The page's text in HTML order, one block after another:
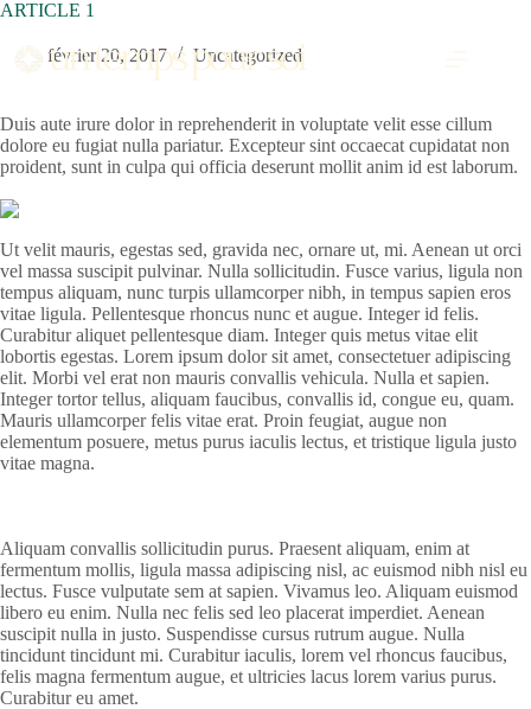
Passer
contenu
ARTICLE 1
février 20, 2017 Uncategorized
Duis aute irure dolor in reprehenderit in voluptate velit esse cillum
dolore eu fugiat nulla pariatur. Excepteur sint occaecat cupidatat non
proident, sunt in culpa qui officia deserunt mollit anim id est laborum.
Ut velit mauris, egestas sed, gravida nec, ornare ut, mi. Aenean ut orci
vel massa suscipit pulvinar. Nulla sollicitudin. Fusce varius, ligula non
tempus aliquam, nunc turpis ullamcorper nibh, in tempus sapien eros
vitae ligula. Pellentesque rhoncus nunc et augue. Integer id felis.
Curabitur aliquet pellentesque diam. Integer quis metus vitae elit
lobortis egestas. Lorem ipsum dolor sit amet, consectetuer adipiscing
elit. Morbi vel erat non mauris convallis vehicula. Nulla et sapien.
Integer tortor tellus, aliquam faucibus, convallis id, congue eu, quam.
Mauris ullamcorper felis vitae erat. Proin feugiat, augue non
elementum posuere, metus purus iaculis lectus, et tristique ligula justo
vitae magna.
Aliquam convallis sollicitudin purus. Praesent aliquam, enim at
fermentum mollis, ligula massa adipiscing nisl, ac euismod nibh nisl eu
lectus. Fusce vulputate sem at sapien. Vivamus leo. Aliquam euismod
libero eu enim. Nulla nec felis sed leo placerat imperdiet. Aenean
suscipit nulla in justo. Suspendisse cursus rutrum augue. Nulla
tincidunt tincidunt mi. Curabitur iaculis, lorem vel rhoncus faucibus,
felis magna fermentum augue, et ultricies lacus lorem varius purus.
Curabitur eu amet.